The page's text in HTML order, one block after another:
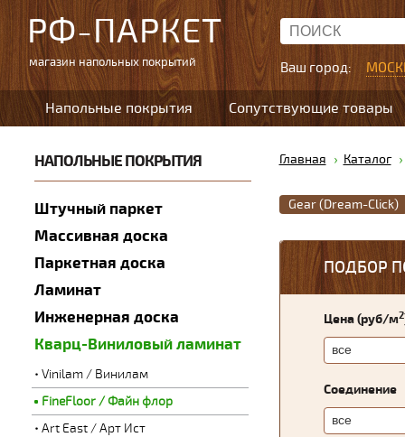
РФ-ПАРКЕТ
магазин напольных покрытий Ваш город:
Напольные покрытия Сопутствующие товары
НАПОЛЬНЫЕ ПОКРЫТИЯ
Штучный паркет
Массивная доска
Паркетная доска
Ламинат
Инженерная доска
Кварц-Виниловый ламинат
Vinilam / Винилам
FineFloor / Файн флор
Art East / Арт Ист
Главная Каталог
Gear (Dream-Click)
ПОДБОР
Цена (руб/м2
Соединение